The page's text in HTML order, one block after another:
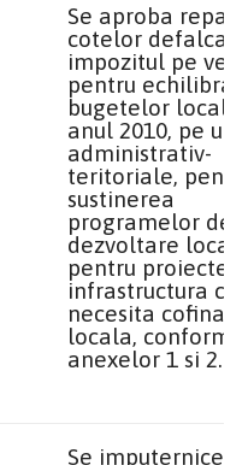
Se aproba
cotelor
impozitul pe
pentru
bugetelor locale
anul 2010, pe
administrativ-
teritoriale,
sustinerea
programelor de
dezvoltare
pentru proiecte
infrastructura
necesita
locala, conform
anexelor 1 si 2.
Se imputernicesc